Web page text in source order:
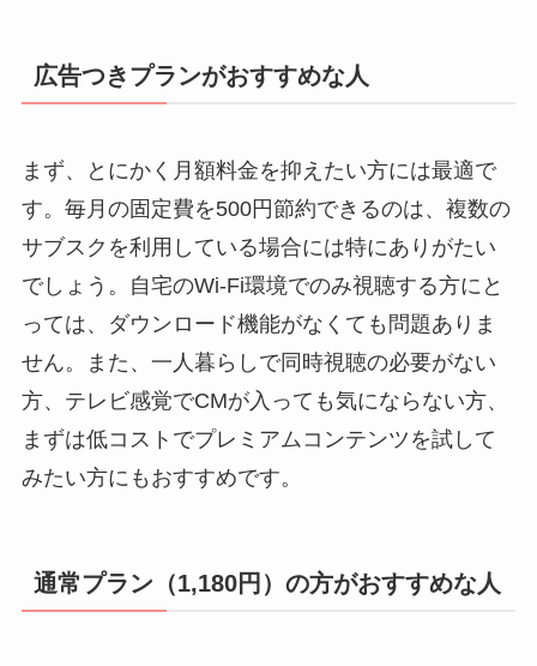
広告つきプランがおすすめな人
まず、とにかく月額料金を抑えたい方には最適で
す。毎月の固定費を500円節約できるのは、複数の
サブスクを利用している場合には特にありがたい
でしょう。自宅のWi-Fi環境でのみ視聴する方にと
っては、ダウンロード機能がなくても問題ありま
せん。また、一人暮らしで同時視聴の必要がない
方、テレビ感覚でCMが入っても気にならない方、
まずは低コストでプレミアムコンテンツを試して
みたい方にもおすすめです。
通常プラン（1,180円）の方がおすすめな人